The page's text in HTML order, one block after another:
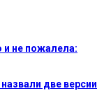
и не пожалела:
две версии